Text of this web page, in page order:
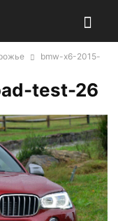
bmw-x6-2015-
test-26